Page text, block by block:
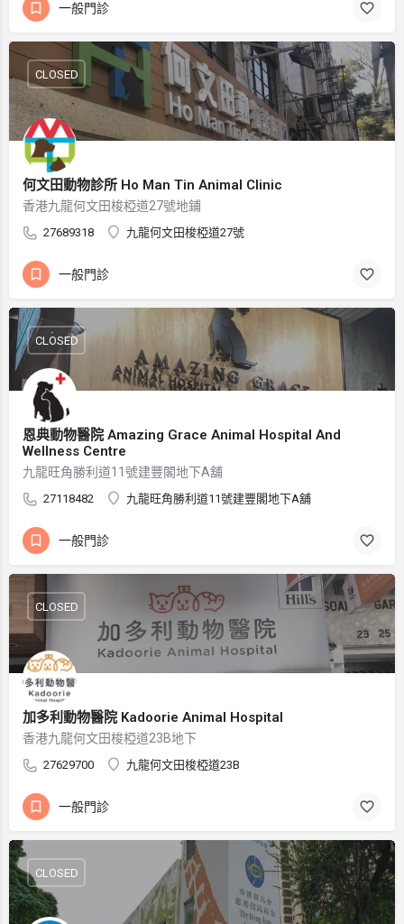
一般門診
何文田動物診所 Ho Man Tin Animal Clinic
香港九龍何文田梭椏道27號地鋪
27689318 九龍何文田梭椏道27號
CLOSED
一般門診
恩典動物醫院 Amazing Grace Animal Hospital And
Wellness Centre
九龍旺角勝利道11號建豐閣地下A舖
27118482 九龍旺角勝利道11號建豐閣地下A舖
CLOSED
一般門診
加多利動物醫院 Kadoorie Animal Hospital
香港九龍何文田梭椏道23B地下
27629700 九龍何文田梭椏道23B
CLOSED
一般門診
CLOSED